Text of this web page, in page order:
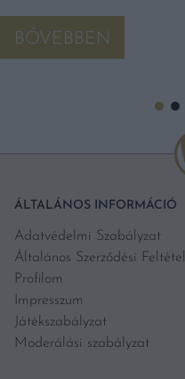
BŐVEBBEN
ÁLTALÁNOS INFORMÁCIÓ
Adatvédelmi Szabályzat
Általános Szerződési
Profilom
Impresszum
Játékszabályzat
Moderálási szabályzat